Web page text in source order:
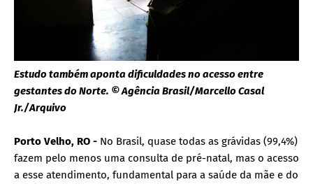
Estudo também aponta dificuldades no acesso entre
gestantes do Norte. © Agência Brasil/Marcello Casal
Jr./Arquivo
Porto Velho, RO - No Brasil, quase todas as grávidas (99,4%)
fazem pelo menos uma consulta de pré-natal, mas o acesso
a esse atendimento, fundamental para a saúde da mãe e do